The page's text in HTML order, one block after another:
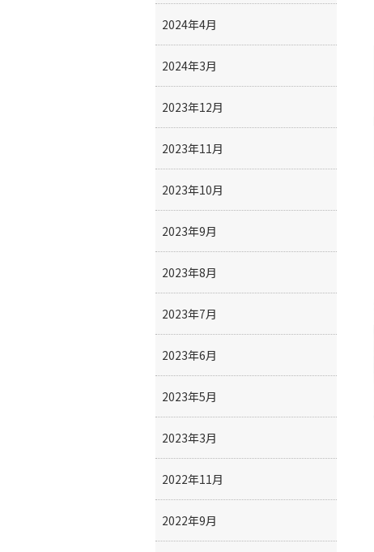
2024年4月
2024年3月
2023年12月
2023年11月
2023年10月
2023年9月
2023年8月
2023年7月
2023年6月
2023年5月
2023年3月
2022年11月
2022年9月